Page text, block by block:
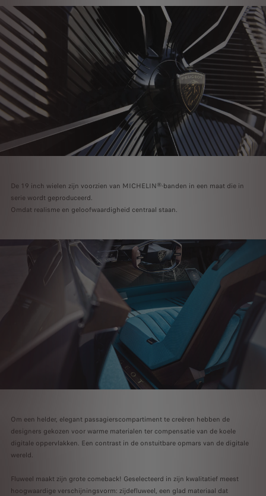
De 19 inch wielen zijn voorzien van MICHELIN®-banden in een maat die in
serie wordt geproduceerd.
Omdat realisme en geloofwaardigheid centraal staan.
Om een helder, elegant passagierscompartiment te creëren hebben de
designers gekozen voor warme materialen ter compensatie van de koele
digitale oppervlakken. Een contrast in de onstuitbare opmars van de digitale
wereld.
Fluweel maakt zijn grote comeback! Geselecteerd in zijn kwalitatief meest
hoogwaardige verschijningsvorm: zijdefluweel, een glad materiaal dat